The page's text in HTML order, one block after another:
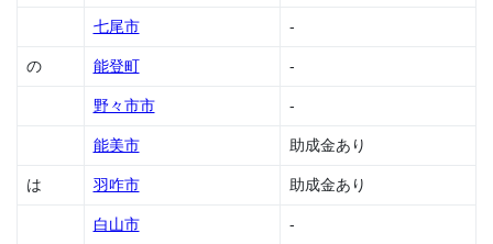
かほ
の助
川北
助成
七尾市 -
の 能登町 -
野々市市 -
能美市 助成金あり
は 羽咋市 助成金あり
白山市 -